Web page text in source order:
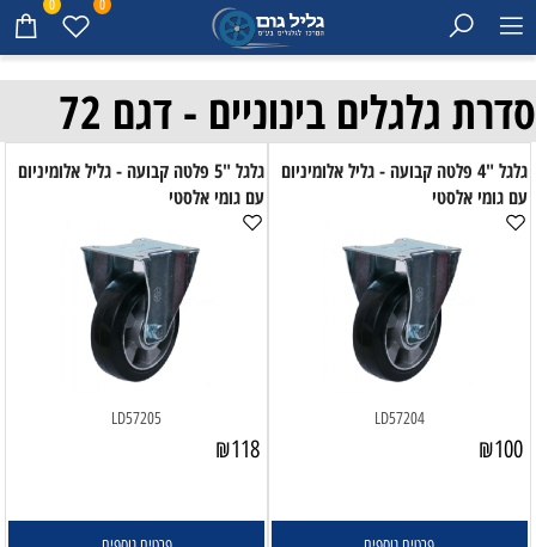
0 0
סדרת גלגלים בינוניים - דגם 72
גלגל "4 פלטה קבועה - גליל אלומיניום
עם גומי אלסטי
LD57204
₪100
גלגל "5 פלטה קבועה - גליל אלומיניום
עם גומי אלסטי
LD57205
₪118